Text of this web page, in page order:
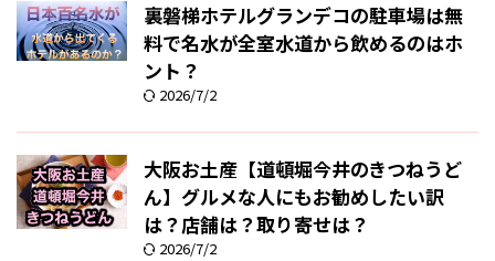
裏磐梯ホテルグランデコの駐車場は無
料で名水が全室水道から飲めるのはホ
ント？
2026/7/2
大阪お土産【道頓堀今井のきつねうど
ん】グルメな人にもお勧めしたい訳
は？店舗は？取り寄せは？
2026/7/2